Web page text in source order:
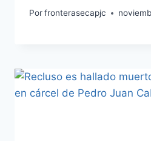
Porfronterasecapjc